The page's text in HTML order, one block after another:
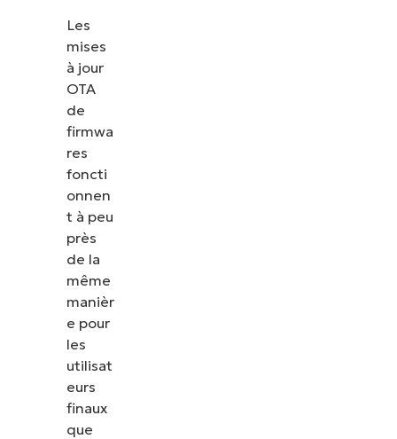
Les
mises
à jour
OTA
de
firmwa
res
foncti
onnen
t à peu
près
de la
même
manièr
e pour
les
utilisat
eurs
finaux
que